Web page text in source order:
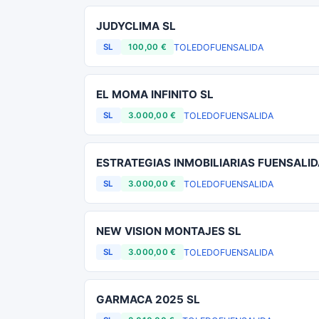
JUDYCLIMA SL
SL 100,00 € TOLEDOFUENSALIDA
EL MOMA INFINITO SL
SL 3.000,00 € TOLEDOFUENSALIDA
ESTRATEGIAS INMOBILIARIAS
SL 3.000,00 € TOLEDOFUENSALIDA
NEW VISION MONTAJES SL
SL 3.000,00 € TOLEDOFUENSALIDA
GARMACA 2025 SL